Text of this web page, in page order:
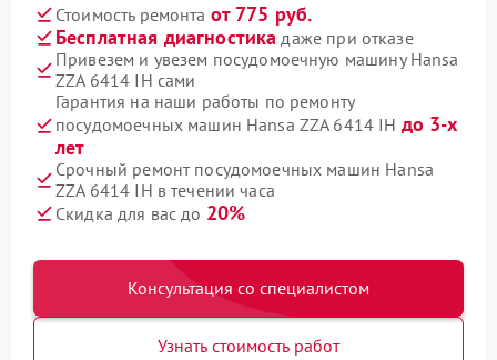
Стоимость ремонта от 775 руб.
Бесплатная диагностика даже при отказе
Привезем и увезем посудомоечную машину Hansa
ZZA 6414 IH сами
Гарантия на наши работы по ремонту
посудомоечных машин Hansa ZZA 6414 IH до 3-х
лет
Срочный ремонт посудомоечных машин Hansa
ZZA 6414 IH в течении часа
Скидка для вас до 20%
Консультация со специалистом
Узнать стоимость работ